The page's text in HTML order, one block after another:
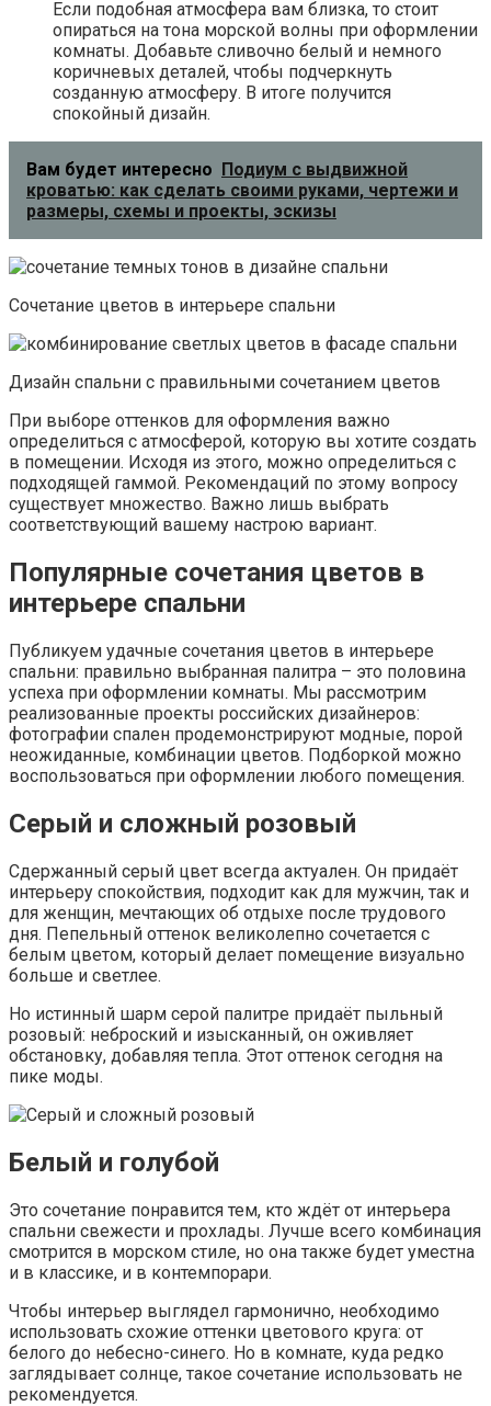
Если подобная атмосфера вам близка, то стоит
опираться на тона морской волны при оформлении
комнаты. Добавьте сливочно белый и немного
коричневых деталей, чтобы подчеркнуть
созданную атмосферу. В итоге получится
спокойный дизайн.
Вам будет интересно
Подиум с выдвижной
кроватью: как сделать своими руками, чертежи и
размеры, схемы и проекты, эскизы
Сочетание цветов в интерьере спальни
Дизайн спальни с правильными сочетанием цветов
При выборе оттенков для оформления важно
определиться с атмосферой, которую вы хотите создать
в помещении. Исходя из этого, можно определиться с
подходящей гаммой. Рекомендаций по этому вопросу
существует множество. Важно лишь выбрать
соответствующий вашему настрою вариант.
Популярные сочетания цветов в
интерьере спальни
Публикуем удачные сочетания цветов в интерьере
спальни: правильно выбранная палитра – это половина
успеха при оформлении комнаты. Мы рассмотрим
реализованные проекты российских дизайнеров:
фотографии спален продемонстрируют модные, порой
неожиданные, комбинации цветов. Подборкой можно
воспользоваться при оформлении любого помещения.
Серый и сложный розовый
Сдержанный серый цвет всегда актуален. Он придаёт
интерьеру спокойствия, подходит как для мужчин, так и
для женщин, мечтающих об отдыхе после трудового
дня. Пепельный оттенок великолепно сочетается с
белым цветом, который делает помещение визуально
больше и светлее.
Но истинный шарм серой палитре придаёт пыльный
розовый: неброский и изысканный, он оживляет
обстановку, добавляя тепла. Этот оттенок сегодня на
пике моды.
Белый и голубой
Это сочетание понравится тем, кто ждёт от интерьера
спальни свежести и прохлады. Лучше всего комбинация
смотрится в морском стиле, но она также будет уместна
и в классике, и в контемпорари.
Чтобы интерьер выглядел гармонично, необходимо
использовать схожие оттенки цветового круга: от
белого до небесно-синего. Но в комнате, куда редко
заглядывает солнце, такое сочетание использовать не
рекомендуется.